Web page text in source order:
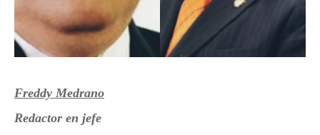
Freddy Medrano
Redactor en jefe